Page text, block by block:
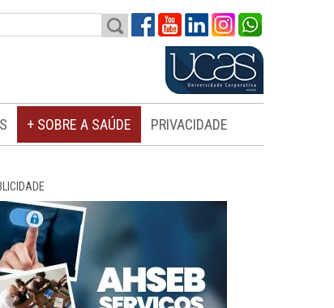
+ SOBRE A SAÚDE PRIVACIDADE